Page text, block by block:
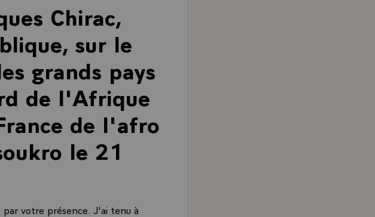
Chirac,
sur le
grands pays
de l'Afrique
de l'afro
le 21
votre présence. J'ai tenu à